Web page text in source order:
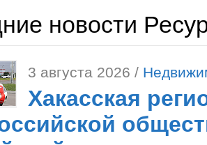
новости
3 августа 2026 /
Хакасская